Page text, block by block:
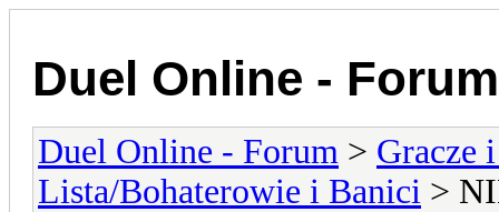
Duel Online - Forum
Duel Online - Forum > Gracze
Lista/Bohaterowie i Banici >